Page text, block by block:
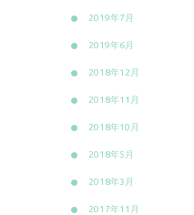
2019年7月
2019年6月
2018年12月
2018年11月
2018年10月
2018年5月
2018年3月
2017年11月